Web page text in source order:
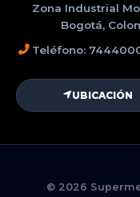
Zona Industrial
Bogotá,
Teléfono:
UBICACIÓN
© 2026